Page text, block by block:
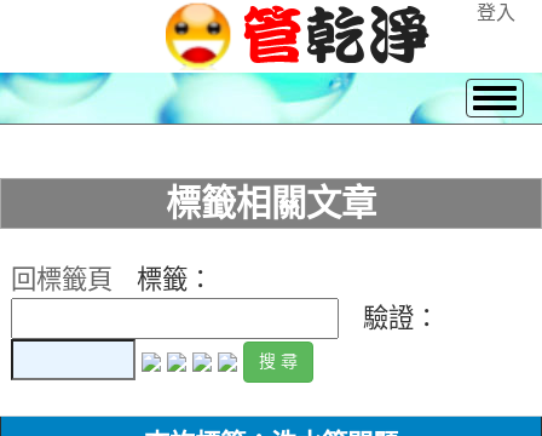
登入
標籤相關文章
回標籤頁
標籤：
驗證：